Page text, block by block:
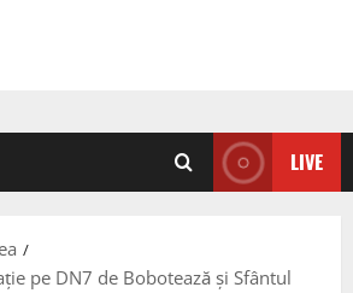
LIVE
pe DN7 de Bobotează şi Sfântul